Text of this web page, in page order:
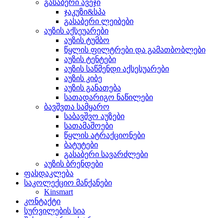
გასაბერი ავეჯი
ჯაკუზი&სპა
გასაბერი ლეიბები
აუზის აქსეუარები
აუზის ტუმბო
წყლის ფილტრები და გამათბობლები
აუზის ტენტები
აუზის საწმენდი აქსესუარები
აუზის კიბე
აუზის განათება
სათადარიგო ნაწილები
ბავშვთა სამყარო
საბავშვო აუზები
სათამაშოები
წყლის ატრაქციონები
ბატუტები
გასაბერი სავარძლები
აუზის ბრენდები
ფასდაკლება
საკოლექციო მანქანები
Kinsmart
კონტაქტი
სურვილების სია